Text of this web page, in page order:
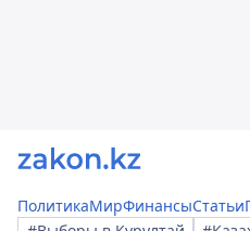
ПолитикаМирФинансыСтатьи